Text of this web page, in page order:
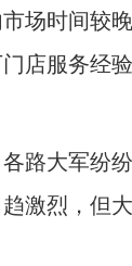
时间较晚
店服务经
大军纷纷
激烈，但